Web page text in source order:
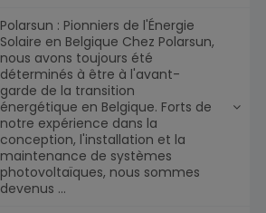
Polarsun : Pionniers de l'Énergie
Solaire en Belgique Chez Polarsun,
nous avons toujours été
déterminés à être à l'avant-
garde de la transition
énergétique en Belgique. Forts de
notre expérience dans la
conception, l'installation et la
maintenance de systèmes
photovoltaïques, nous sommes
devenus ...